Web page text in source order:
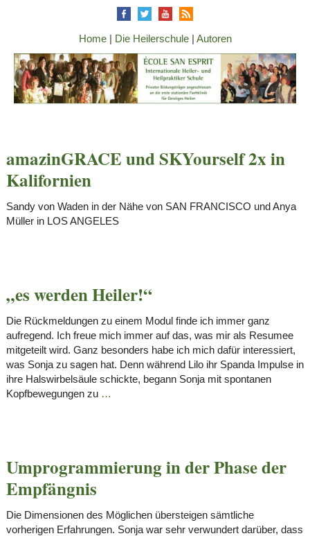
Home| Die Heilerschule| Autoren
amazinGRACE und SKYourself 2x in
Kalifornien
Sandy von Waden in der Nähe von SAN FRANCISCO und Anya
Müller in LOS ANGELES
„es werden Heiler!“
Die Rückmeldungen zu einem Modul finde ich immer ganz
aufregend. Ich freue mich immer auf das, was mir als Resumee
mitgeteilt wird. Ganz besonders habe ich mich dafür interessiert,
was Sonja zu sagen hat. Denn während Lilo ihr Spanda Impulse in
ihre Halswirbelsäule schickte, begann Sonja mit spontanen
Kopfbewegungen zu …
Umprogrammierung in der Phase der
Empfängnis
Die Dimensionen des Möglichen übersteigen sämtliche
vorherigen Erfahrungen. Sonja war sehr verwundert darüber, dass